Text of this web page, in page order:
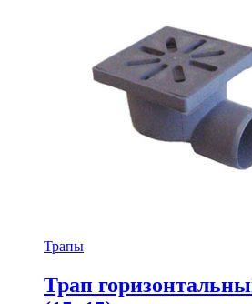
Трапы
Трап